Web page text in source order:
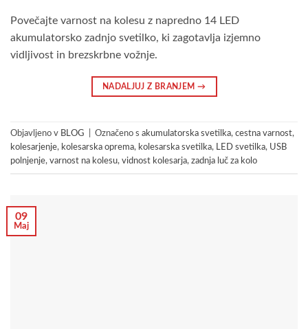
Povečajte varnost na kolesu z napredno 14 LED
akumulatorsko zadnjo svetilko, ki zagotavlja izjemno
vidljivost in brezskrbne vožnje.
NADALJUJ Z BRANJEM →
Objavljeno v BLOG Označeno s akumulatorska svetilka, cestna varnost,
kolesarjenje, kolesarska oprema, kolesarska svetilka, LED svetilka, USB
polnjenje, varnost na kolesu, vidnost kolesarja, zadnja luč za kolo
09
Maj